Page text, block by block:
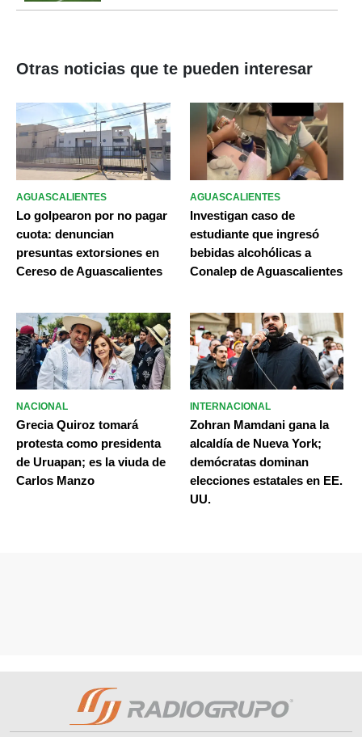
Otras noticias que te pueden interesar
AGUASCALIENTES
Lo golpearon por no pagar
cuota: denuncian
presuntas extorsiones en
Cereso de Aguascalientes
AGUASCALIENTES
Investigan caso de
estudiante que ingresó
bebidas alcohólicas a
Conalep de Aguascalientes
NACIONAL
Grecia Quiroz tomará
protesta como presidenta
de Uruapan; es la viuda de
Carlos Manzo
INTERNACIONAL
Zohran Mamdani gana la
alcaldía de Nueva York;
demócratas dominan
elecciones estatales en EE.
UU.